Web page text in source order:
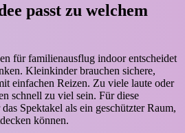
passt zu welchem
für familienausflug indoor entscheidet
Kleinkinder brauchen sichere,
einfachen Reizen. Zu viele laute oder
schnell zu viel sein. Für diese
Spektakel als ein geschützter Raum,
können.